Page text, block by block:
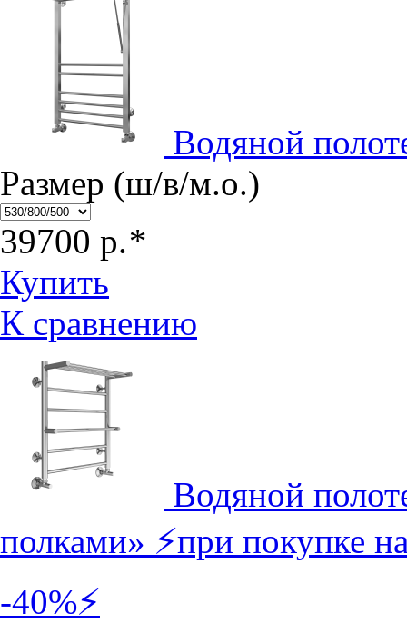
Водяной
Размер (ш/в/м.о.)
39700 р.*
Купить
К сравнению
Водяной
полками» ⚡при покупке
-40%⚡